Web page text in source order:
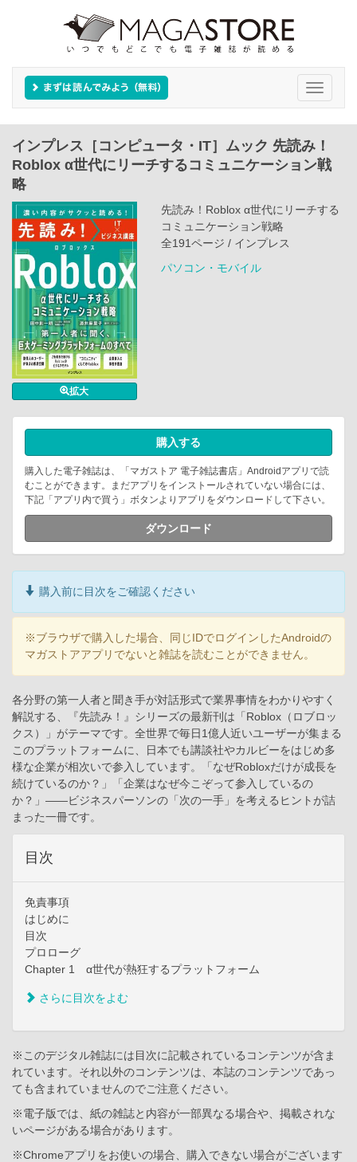
Toggle
インプレス［コンピュータ・IT］ムック 先読み！
Roblox α世代にリーチするコミュニケーション戦
略
拡大
先読み！Roblox α世代にリーチする
コミュニケーション戦略
全191ページ / インプレス
パソコン・モバイル
購入する
購入した電子雑誌は、「マガストア 電子雑誌書店」Androidアプリで読
むことができます。まだアプリをインストールされていない場合には、
下記「アプリ内で買う」ボタンよりアプリをダウンロードして下さい。
ダウンロード
購入前に目次をご確認ください
※ブラウザで購入した場合、同じIDでログインしたAndroidの
マガストアアプリでないと雑誌を読むことができません。
各分野の第一人者と聞き手が対話形式で業界事情をわかりやすく
解説する、『先読み！』シリーズの最新刊は「Roblox（ロブロッ
クス）」がテーマです。全世界で毎日1億人近いユーザーが集まる
このプラットフォームに、日本でも講談社やカルビーをはじめ多
様な企業が相次いで参入しています。「なぜRobloxだけが成長を
続けているのか？」「企業はなぜ今こぞって参入しているの
か？」——ビジネスパーソンの「次の一手」を考えるヒントが詰
まった一冊です。
目次
免責事項
はじめに
目次
プロローグ
Chapter 1 α世代が熱狂するプラットフォーム
さらに目次をよむ
※このデジタル雑誌には目次に記載されているコンテンツが含ま
れています。それ以外のコンテンツは、本誌のコンテンツであっ
ても含まれていませんのでご注意ください。
※電子版では、紙の雑誌と内容が一部異なる場合や、掲載されな
いページがある場合があります。
※Chromeアプリをお使いの場合、購入できない場合がございます